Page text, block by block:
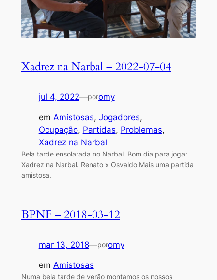
Xadrez na Narbal – 2022-07-04
jul 4, 2022—poromy
em Amistosas, Jogadores
Ocupação, Partidas, Problemas
Xadrez na Narbal
Bela tarde ensolarada no Narbal. Bom dia para jogar
Xadrez na Narbal. Renato x Osvaldo Mais uma partida
amistosa.
BPNF – 2018-03-12
mar 13, 2018—poromy
em Amistosas
Numa bela tarde de verão montamos os nossos